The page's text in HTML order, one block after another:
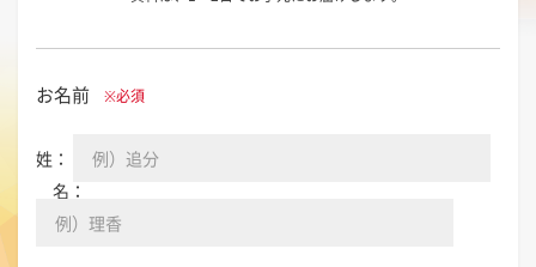
お名前 ※必須
姓：
名：